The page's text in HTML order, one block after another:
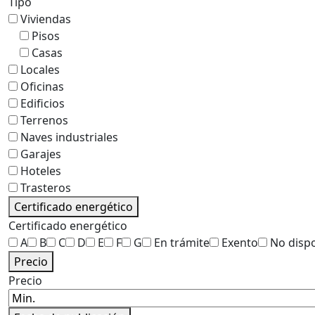
Viviendas
Pisos
Casas
Locales
Oficinas
Edificios
Terrenos
Naves industriales
Garajes
Hoteles
Trasteros
Certificado energético
Certificado energético
A
B C D E F G En trámite Exento
No
Precio
Precio